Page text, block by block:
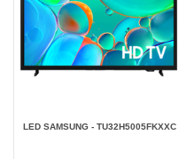
LED SAMSUNG - TU32H5005FKXXC